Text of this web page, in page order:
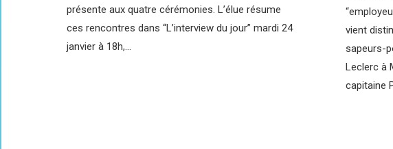
présente aux quatre cérémonies. L’élue résume
ces rencontres dans “L’interview du jour” mardi 24
janvier à 18h,…
vient
sapeurs-
Leclerc à
capitaine